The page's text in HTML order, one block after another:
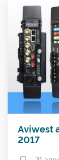
Aviwest
2017